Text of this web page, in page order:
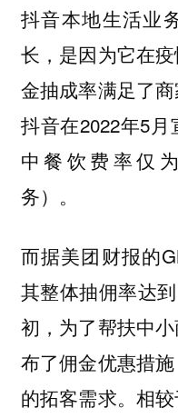
抖音本地生活业
长，是因为它在
金抽成率满足了商
抖音在2022年5
中餐饮费率仅
务）。
而据美团财报的
其整体抽佣率达
初，为了帮扶中
布了佣金优惠措
的拓客需求。相